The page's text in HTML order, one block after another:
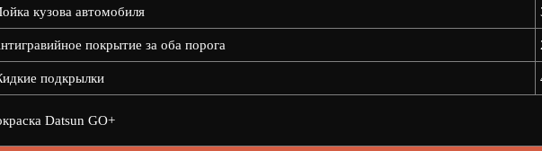
кузова автомобиля
покрытие за оба порога
подкрылки
Datsun GO+